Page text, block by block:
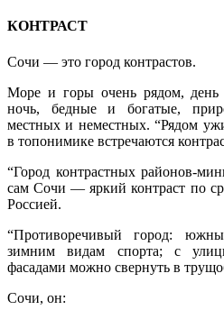
КОНТРАСТ
Сочи — это город контрастов.
Море и горы очень рядом, день
ночь, бедные и богатые,
местных и неместных. “Рядом
в топонимике встречаются
“Город контрастных районов-
сам Сочи — яркий контраст по
Россией.
“Противоречивый город:
зимним видам спорта; с
фасадами можно свернуть в
Сочи, он: